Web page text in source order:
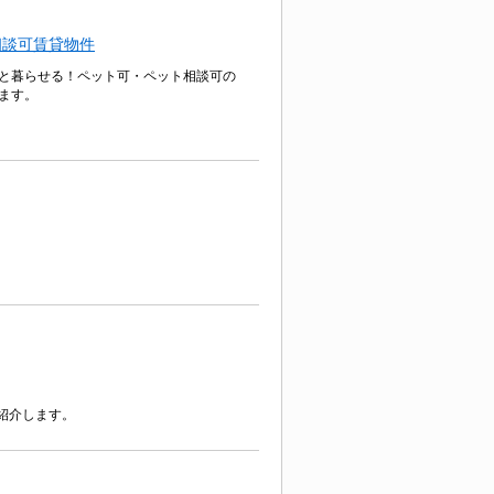
可賃貸物件
暮らせる！ペット可・ペット相談可の
す。
します。